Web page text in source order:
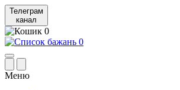
Телеграм
канал
0
0
Меню